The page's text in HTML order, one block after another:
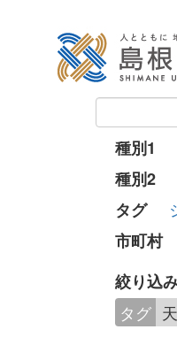
種別1
種別2
タグ
市町村
絞り込
タグ